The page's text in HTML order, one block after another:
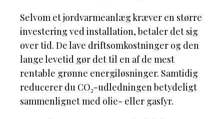
Selvom et jordvarmeanlæg kræver en større
investering ved installation, betaler det sig
over tid. De lave driftsomkostninger og den
lange levetid gør det til en af de mest
rentable grønne energiløsninger. Samtidig
reducerer du CO₂-udledningen betydeligt
sammenlignet med olie- eller gasfyr.